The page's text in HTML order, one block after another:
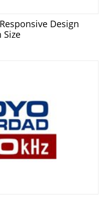
Design
Size